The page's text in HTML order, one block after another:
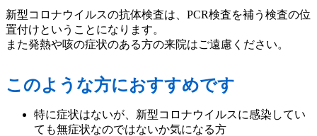
新型コロナウイルスの抗体検査は、PCR検査を補う検査の位
置付けということになります。
また発熱や咳の症状のある方の来院はご遠慮ください。
このような方におすすめです
特に症状はないが、新型コロナウイルスに感染してい
ても無症状なのではないか気になる方